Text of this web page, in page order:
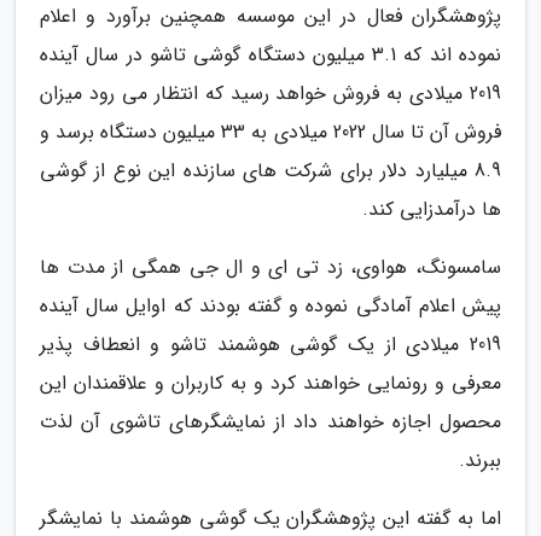
پژوهشگران فعال در این موسسه همچنین برآورد و اعلام
نموده اند که 3.1 میلیون دستگاه گوشی تاشو در سال آینده
2019 میلادی به فروش خواهد رسید که انتظار می رود میزان
فروش آن تا سال 2022 میلادی به 33 میلیون دستگاه برسد و
8.9 میلیارد دلار برای شرکت های سازنده این نوع از گوشی
ها درآمدزایی کند.
سامسونگ، هواوی، زد تی ای و ال جی همگی از مدت ها
پیش اعلام آمادگی نموده و گفته بودند که اوایل سال آینده
2019 میلادی از یک گوشی هوشمند تاشو و انعطاف پذیر
معرفی و رونمایی خواهند کرد و به کاربران و علاقمندان این
محصول اجازه خواهند داد از نمایشگرهای تاشوی آن لذت
ببرند.
اما به گفته این پژوهشگران یک گوشی هوشمند با نمایشگر